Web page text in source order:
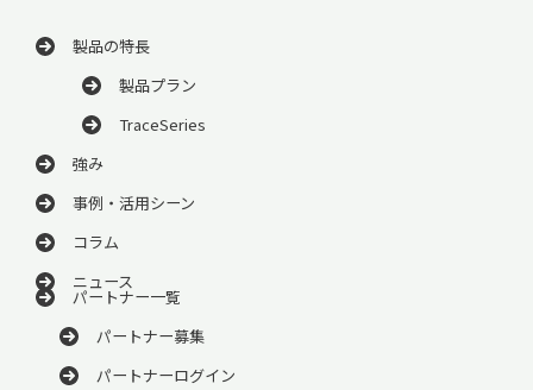
製品の特長
製品プラン
TraceSeries
強み
事例・活用シーン
コラム
ニュース
パートナー一覧
パートナー募集
パートナーログイン